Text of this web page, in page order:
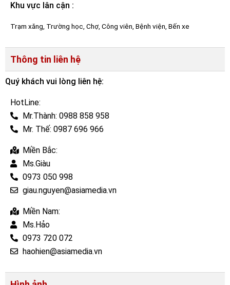
Khu vực lân cận :
Trạm xăng, Trường học, Chợ, Công viên, Bệnh viện, Bến xe
Thông tin liên hệ
Quý khách vui lòng liên hệ:
HotLine:
Mr.Thành: 0988 858 958
Mr. Thế: 0987 696 966
Miền Bắc:
Ms.Giàu
0973 050 998
giau.nguyen@asiamedia.vn
Miền Nam:
Ms.Hảo
0973 720 072
haohien@asiamedia.vn